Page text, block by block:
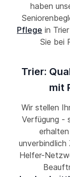
haben
Pflege in
Sie bei
Trier:
mit
Wir stellen
Verfügung -
unverbindlich
Helfer-